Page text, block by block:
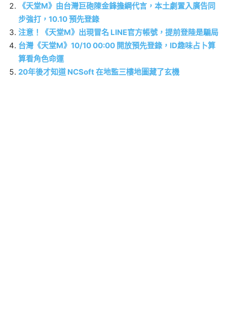
《天堂M》由台灣巨砲陳金鋒擔綱代言，本土劇置入廣告同
步強打，10.10 預先登錄
注意！《天堂M》出現冒名 LINE官方帳號，提前登陸是騙局
台灣《天堂M》10/10 00:00 開放預先登錄，ID趣味占卜算
算看角色命運
20年後才知道 NCSoft 在地監三樓地圖藏了玄機